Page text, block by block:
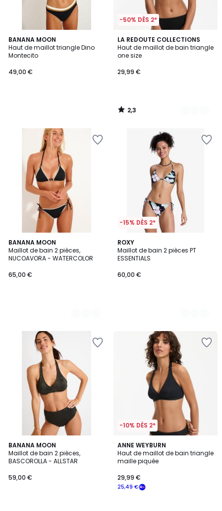
BANANA MOON
Haut de maillot triangle Dino
Montecito
49,00 €
-50% DÈS 2*
LA REDOUTE COLLECTIONS
Haut de maillot de bain triangle
one size
29,99 €
2,3
/ 5
3
Couleurs
2,3
/
BANANA MOON
Maillot de bain 2 pièces,
NUCOAVORA - WATERCOLOR
65,00 €
3
Couleurs
-15% DÈS 2*
ROXY
Maillot de bain 2 pièces PT
ESSENTIALS
60,00 €
2
Couleurs
BANANA MOON
Maillot de bain 2 pièces,
BASCOROLLA - ALLSTAR
59,00 €
2
Couleurs
-10% DÈS 2*
ANNE WEYBURN
Haut de maillot de bain triangle
maille piquée
25,49 €
29,99 €
4,6
/ 5